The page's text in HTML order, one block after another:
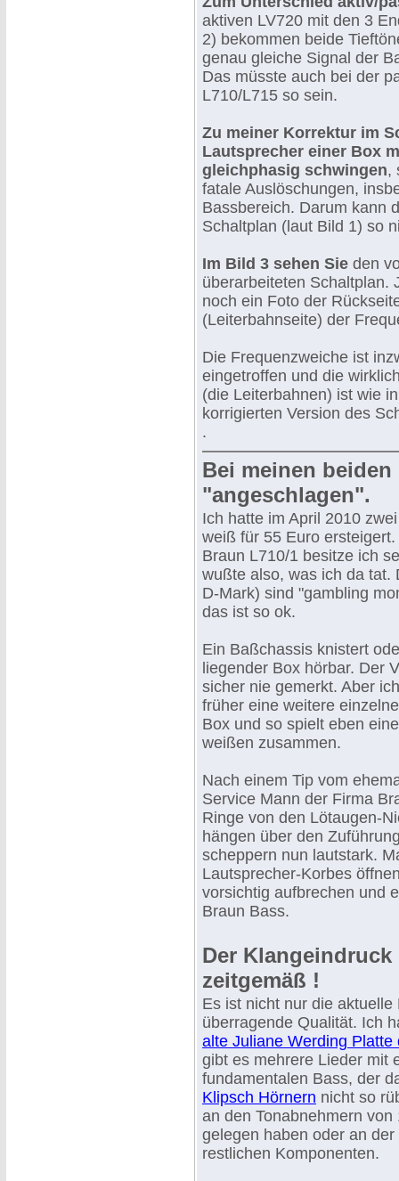
aktiven LV720 mit den 3
2) bekommen beide
genau gleiche Signal der
Das müsste auch bei der
L710/L715 so sein.
Zu meiner Korrektur im
Lautsprecher einer Box
gleichphasig schwingen,
fatale Auslöschungen,
Bassbereich. Darum kann
Schaltplan (laut Bild 1) so
Im Bild 3 sehen Sie den
überarbeiteten Schaltplan.
noch ein Foto der
(Leiterbahnseite) der
Die Frequenzweiche ist
eingetroffen und die
(die Leiterbahnen) ist wie
korrigierten Version des
.
Bei meinen
"angeschlagen".
Ich hatte im April 2010
weiß für 55 Euro
Braun L710/1 besitze ich
wußte also, was ich da tat.
D-Mark) sind "gambling
das ist so ok.
Ein Baßchassis knistert
liegender Box hörbar. Der
sicher nie gemerkt. Aber
früher eine weitere
Box und so spielt eben
weißen zusammen.
Nach einem Tip vom
Service Mann der Firma
Ringe von den Lötaugen-
hängen über den
scheppern nun lautstark.
Lautsprecher-Korbes
vorsichtig aufbrechen und
Braun Bass.
Der
zeitgemäß !
Es ist nicht nur die aktuelle
überragende Qualität. Ich
alte Juliane Werding Platte
gibt es mehrere Lieder mit
fundamentalen Bass, der
Klipsch Hörnern nicht so
an den Tonabnehmern von
gelegen haben oder an der
restlichen Komponenten.